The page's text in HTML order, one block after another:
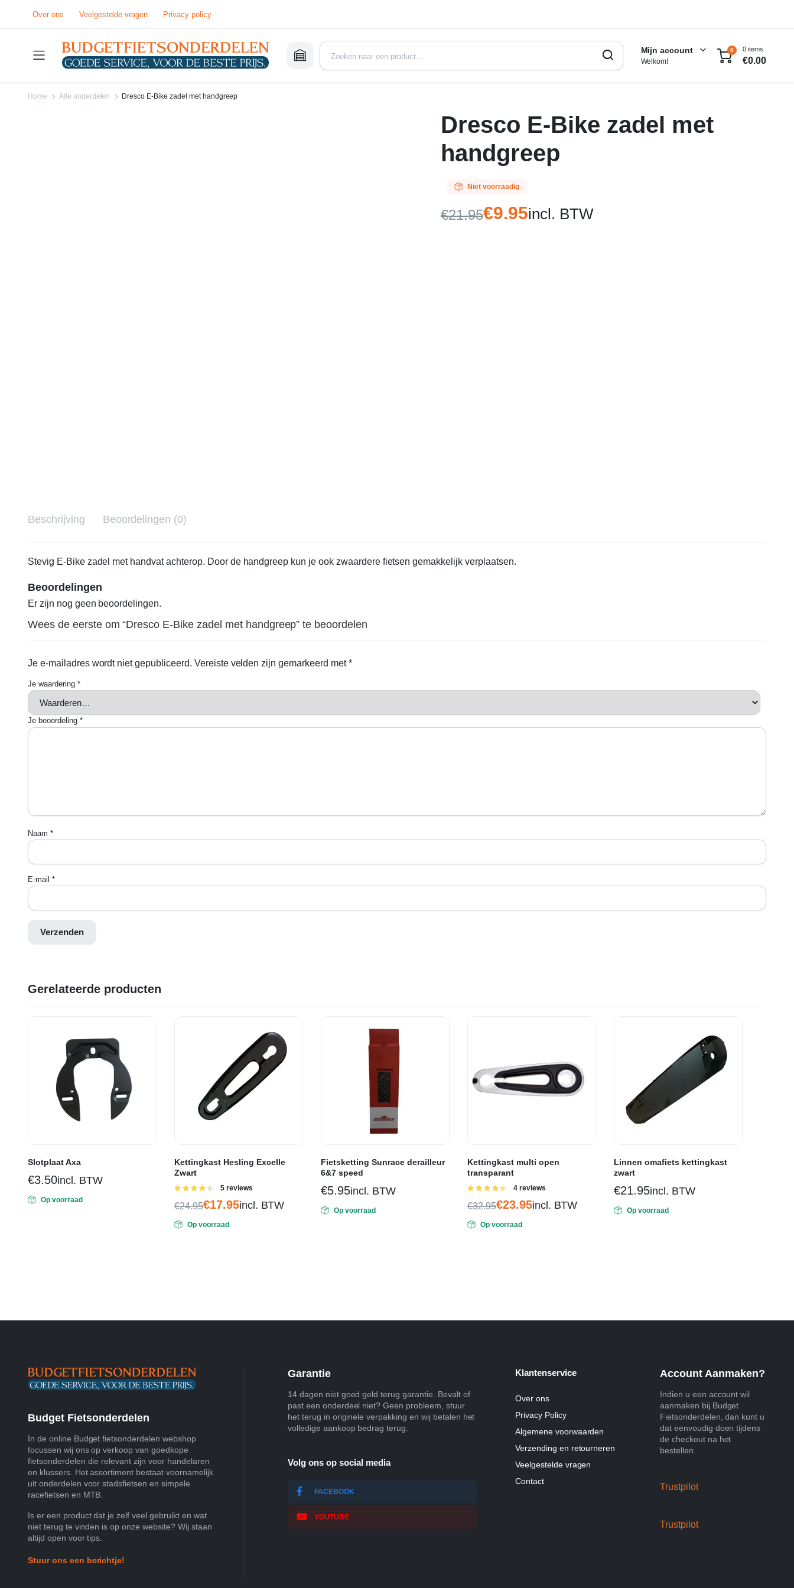
Over ons Veelgestelde vragen Privacy policy
Mijn account
Welkom!
0 0 items
€0.00
Home Alle onderdelen Dresco E-Bike zadel met handgreep
Dresco E-Bike zadel met
handgreep
Niet voorraadig
€21.95€9.95incl. BTW
Beschrijving Beoordelingen (0)
Stevig E-Bike zadel met handvat achterop. Door de handgreep kun je ook zwaardere fietsen gemakkelijk verplaatsen.
Beoordelingen
Er zijn nog geen beoordelingen.
Wees de eerste om “Dresco E-Bike zadel met handgreep” te beoordelen
Je e-mailadres wordt niet gepubliceerd. Vereiste velden zijn gemarkeerd met*
Je waardering *
Je beoordeling *
Naam *
E-mail *
Gerelateerde producten
Slotplaat Axa
€3.50incl. BTW
Op voorraad
Kettingkast Hesling Excelle
Zwart
Gewaardeerd
5 reviews
€24.95
Oorspronkelijke
prijs
€17.95
Huidige
prijs
incl. BTW
Op voorraad
Fietsketting Sunrace derailleur
6&7 speed
€5.95incl. BTW
Op voorraad
Kettingkast multi open
transparant
Gewaardeerd
4 reviews
€32.95
Oorspronkelijke
prijs
€23.95
Huidige
prijs
incl. BTW
Op voorraad
Linnen omafiets kettingkast
zwart
€21.95incl. BTW
Op voorraad
Budget Fietsonderdelen
In de online Budget fietsonderdelen webshop
focussen wij ons op verkoop van goedkope
fietsonderdelen die relevant zijn voor handelaren
en klussers. Het assortiment bestaat voornamelijk
uit onderdelen voor stadsfietsen en simpele
racefietsen en MTB.
Is er een product dat je zelf veel gebruikt en wat
niet terug te vinden is op onze website? Wij staan
altijd open voor tips.
Stuur ons een berichtje!
Garantie
14 dagen niet goed geld terug garantie. Bevalt of
past een onderdeel niet? Geen probleem, stuur
het terug in originele verpakking en wij betalen het
volledige aankoop bedrag terug.
Volg ons op social media
FACEBOOK
YOUTUBE
Klantenservice
Over ons
Privacy Policy
Algemene voorwaarden
Verzending en retourneren
Veelgestelde vragen
Contact
Account Aanmaken?
Indien u een account wil
aanmaken bij Budget
Fietsonderdelen, dan kunt u
dat eenvoudig doen tijdens
de checkout na het
bestellen.
Trustpilot
Trustpilot